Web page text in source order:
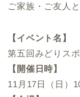
ご家族・ご友人
【イベント名】
第五回みどりス
【開催日時】
11月17日（日）